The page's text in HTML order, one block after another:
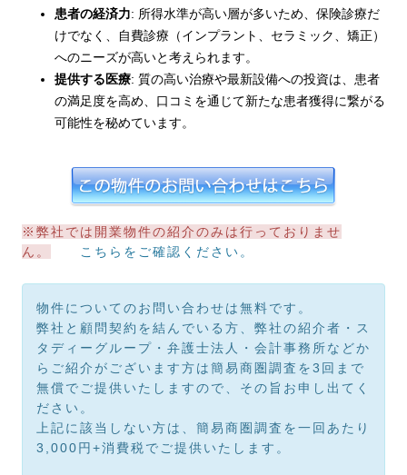
患者の経済力: 所得水準が高い層が多いため、保険診療だ
けでなく、自費診療（インプラント、セラミック、矯正）
へのニーズが高いと考えられます。
提供する医療: 質の高い治療や最新設備への投資は、患者
の満足度を高め、口コミを通じて新たな患者獲得に繋がる
可能性を秘めています。
※弊社では開業物件の紹介のみは行っておりませ
ん。
こちらをご確認ください。
物件についてのお問い合わせは無料です。
弊社と顧問契約を結んでいる方、弊社の紹介者・ス
タディーグループ・弁護士法人・会計事務所などか
らご紹介がございます方は簡易商圏調査を3回まで
無償でご提供いたしますので、その旨お申し出てく
ださい。
上記に該当しない方は、簡易商圏調査を一回あたり
3,000円+消費税でご提供いたします。